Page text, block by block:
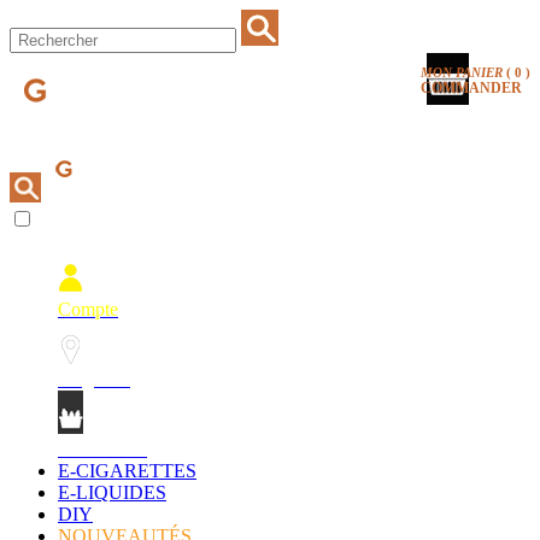
MON PANIER ( 0 )
COMMANDER
Compte
E-CIGARETTES
E-LIQUIDES
DIY
NOUVEAUTÉS